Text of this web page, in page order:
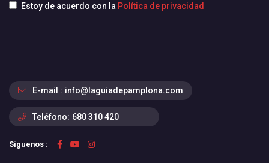
Estoy de acuerdo con la Política de privacidad
E-mail : info@laguiadepamplona.com
Teléfono: 680 310 420
Síguenos :